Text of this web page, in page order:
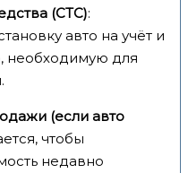
(СТС):
авто на учёт и
необходимую для
(если авто
чтобы
недавно